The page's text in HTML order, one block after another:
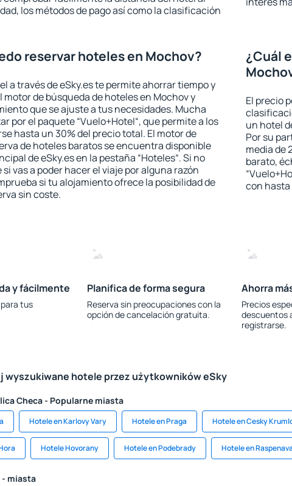
los métodos de pago así como la clasificación
reservar hoteles en Mochov?
a través de eSky.es te permite ahorrar tiempo y
motor de búsqueda de hoteles en Mochov y
que se ajuste a tus necesidades. Mucha
por el paquete “Vuelo+Hotel“, que permite a los
hasta un 30% del precio total. El motor de
de hoteles baratos se encuentra disponible
de eSky.es en la pestaña “Hoteles“. Si no
vas a poder hacer el viaje por alguna razón
si tu alojamiento ofrece la posibilidad de
sin coste.
¿Cuál
El precio
un hotel
Por su
media de
barato,
con
y fácilmente
tus
Planifica de forma segura
Reserva sin preocupaciones con la
opción de cancelación gratuita.
Ahorra
Precios
descuentos
registrarse.
wyszukiwane hotele przez użytkowników eSky
Checa - Popularne miasta
Hotele en Karlovy Vary Hotele en Praga Hotele en Cesky
Hotele Hovorany Hotele en Podebrady Hotele en
- miasta